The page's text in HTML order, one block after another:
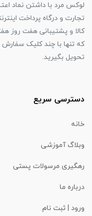
لوکس مرد با داشتن نماد
تجارت و درگاه پرداخت
کالا و پشتیبانی هفت روز
که تنها با چند کلیک
تحویل بگیرید.
دسترسی سریع
خانه
وبلاگ آموزشی
رهگیری مرسولات پستی
درباره ما
ورود | ثبت نام